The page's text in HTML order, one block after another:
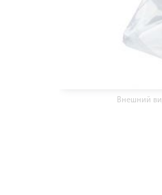
Внешний